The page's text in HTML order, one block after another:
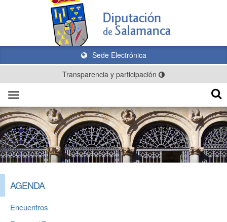
Sede Electrónica
Transparencia y participación
Toggle
navigation
AGENDA
Encuentros